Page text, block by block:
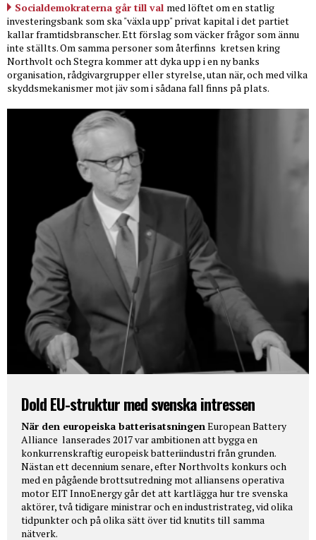
Socialdemokraterna går till val med löftet om en statlig
investeringsbank som ska "växla upp" privat kapital i det partiet
kallar framtidsbranscher. Ett förslag som väcker frågor som ännu
inte ställts. Om samma personer som återfinns kretsen kring
Northvolt och Stegra kommer att dyka upp i en ny banks
organisation, rådgivargrupper eller styrelse, utan när, och med vilka
skyddsmekanismer mot jäv som i sådana fall finns på plats.
Dold EU-struktur med svenska intressen
När den europeiska batterisatsningen European Battery
Alliance lanserades 2017 var ambitionen att bygga en
konkurrenskraftig europeisk batteriindustri från grunden.
Nästan ett decennium senare, efter Northvolts konkurs och
med en pågående brottsutredning mot alliansens operativa
motor EIT InnoEnergy går det att kartlägga hur tre svenska
aktörer, två tidigare ministrar och en industristrateg, vid olika
tidpunkter och på olika sätt över tid knutits till samma
nätverk.